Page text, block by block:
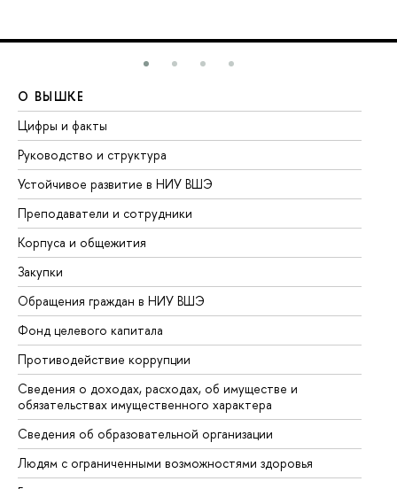
О ВЫШКЕ
Цифры и факты
Руководство и структура
Устойчивое развитие в НИУ ВШЭ
Преподаватели и сотрудники
Корпуса и общежития
Закупки
Обращения граждан в НИУ ВШЭ
Фонд целевого капитала
Противодействие коррупции
Сведения о доходах, расходах, об имуществе и
обязательствах имущественного характера
Сведения об образовательной организации
Людям с ограниченными возможностями здоровья